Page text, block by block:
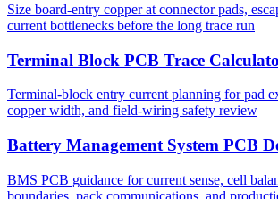
Size board-entry copper at connector pads,
current bottlenecks before the long trace run
Terminal Block PCB Trace
Terminal-block entry current planning for pad
copper width, and field-wiring safety review
Battery Management System PCB
BMS PCB guidance for current sense, cell
boundaries, pack communications, and